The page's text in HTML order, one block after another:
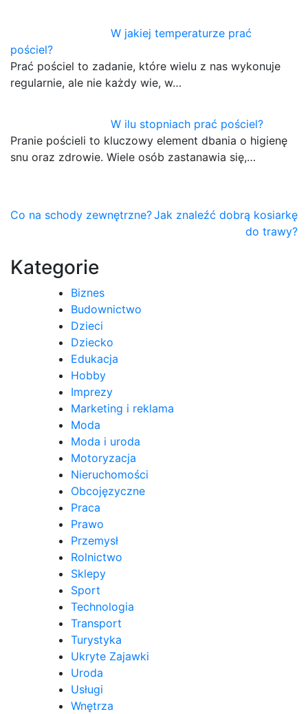
W jakiej temperaturze prać
pościel?
Prać pościel to zadanie, które wielu z nas wykonuje
regularnie, ale nie każdy wie, w…
W ilu stopniach prać pościel?
Pranie pościeli to kluczowy element dbania o higienę
snu oraz zdrowie. Wiele osób zastanawia się,…
Nawigacja
Co na schody zewnętrzne?Jak znaleźć dobrą kosiarkę
do trawy?
Kategorie
Biznes
Budownictwo
Dzieci
Dziecko
Edukacja
Hobby
Imprezy
Marketing i reklama
Moda
Moda i uroda
Motoryzacja
Nieruchomości
Obcojęzyczne
Praca
Prawo
Przemysł
Rolnictwo
Sklepy
Sport
Technologia
Transport
Turystyka
Ukryte Zajawki
Uroda
Usługi
Wnętrza